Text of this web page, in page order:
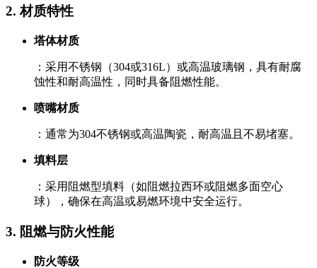
2. ‌材质特性‌
塔体材质
：采用不锈钢（304或316L）或高温玻璃钢，具有耐腐
蚀性和耐高温性，同时具备阻燃性能。
喷嘴材质
：通常为304不锈钢或高温陶瓷，耐高温且不易堵塞。
填料层
：采用阻燃型填料（如阻燃拉西环或阻燃多面空心
球），确保在高温或易燃环境中安全运行。
3. ‌阻燃与防火性能‌
防火等级